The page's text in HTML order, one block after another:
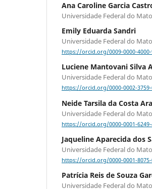
Ana Caroline Garcia
Universidade Federal do
Emily Eduarda Sandri
Universidade Federal do
https://orcid.org/0009-0000-4000-
Luciene Mantovani Silva
Universidade Federal do
https://orcid.org/0000-0002-3759-
Neide Tarsila da Costa
Universidade Federal do
https://orcid.org/0000-0001-6249-
Jaqueline Aparecida dos
Universidade Federal do
https://orcid.org/0000-0001-8075-
Patrícia Reis de Souza
Universidade Federal do